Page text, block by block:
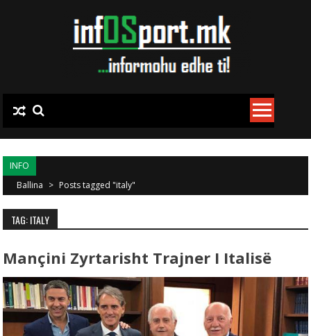
INFO
Ballina > Posts tagged "italy"
TAG: ITALY
Mançini Zyrtarisht Trajner I Italisë